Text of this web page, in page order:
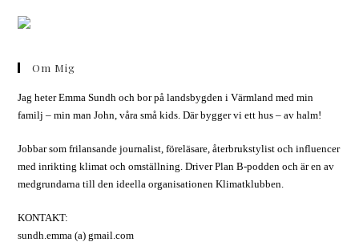
Om Mig
Jag heter Emma Sundh och bor på landsbygden i Värmland med min
familj – min man John, våra små kids. Där bygger vi ett hus – av halm!
Jobbar som frilansande journalist, föreläsare, återbrukstylist och influencer
med inrikting klimat och omställning. Driver Plan B-podden och är en av
medgrundarna till den ideella organisationen Klimatklubben.
KONTAKT:
sundh.emma (a) gmail.com